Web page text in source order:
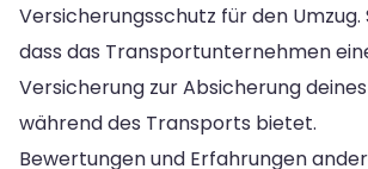
Versicherungsschutz für den Umzug.
dass das Transportunternehmen
Versicherung zur Absicherung
während des Transports bietet.
Bewertungen und Erfahrungen